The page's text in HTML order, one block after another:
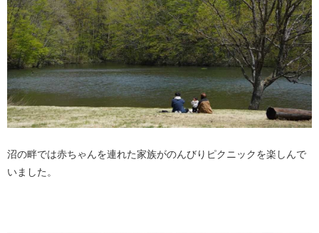
沼の畔では赤ちゃんを連れた家族がのんびりピクニックを楽しんで
いました。